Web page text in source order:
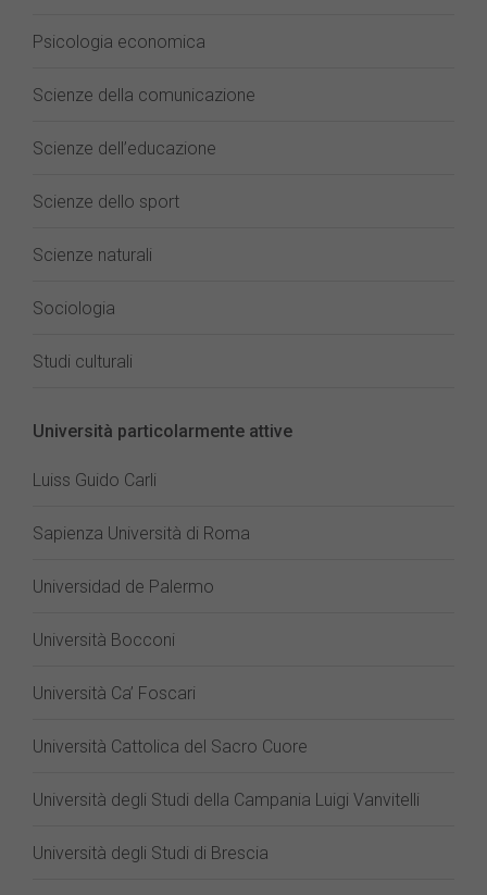
Psicologia economica
Scienze della comunicazione
Scienze dell’educazione
Scienze dello sport
Scienze naturali
Sociologia
Studi culturali
Università particolarmente attive
Luiss Guido Carli
Sapienza Università di Roma
Universidad de Palermo
Università Bocconi
Università Ca’ Foscari
Università Cattolica del Sacro Cuore
Università degli Studi della Campania Luigi Vanvitelli
Università degli Studi di Brescia